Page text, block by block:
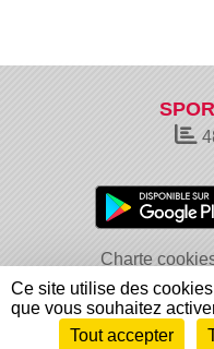
Charte
Informations légales
Envie de participer ?
Ce site utilise des
que vous souhaitez
Tout accepter